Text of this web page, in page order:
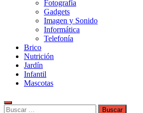
Fotografía
Gadgets
Imagen y Sonido
Informática
Telefonía
Brico
Nutrición
Jardín
Infantil
Mascotas
Buscar: